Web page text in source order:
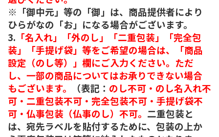
※「御中元」等の「御」は、商品提供者により
ひらがなの「お」になる場合がございます。
3. 「名入れ」「外のし」「二重包装」「完全包
装」「手提げ袋」等をご希望の場合は、「商品
設定（のし等）」欄にご入力ください。ただ
し、一部の商品についてはお承りできない場合
もございます。
（表記： のし不可・のし名入れ不
可・二重包装不可・完全包装不可・手提げ袋不
可・仏事包装（仏事のし）不可。 二重包装と
は、宛先ラベルを貼付するために、包装の上か